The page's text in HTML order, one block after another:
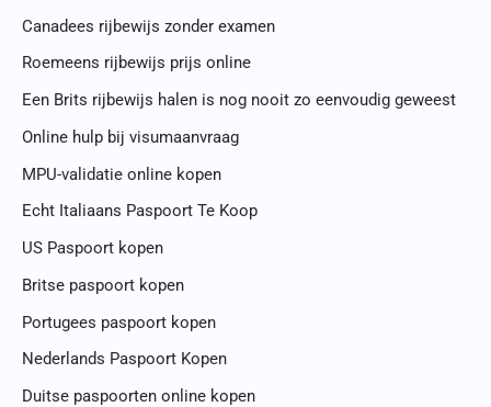
Canadees rijbewijs zonder examen
Roemeens rijbewijs prijs online
Een Brits rijbewijs halen is nog nooit zo eenvoudig geweest
Online hulp bij visumaanvraag
MPU-validatie online kopen
Echt Italiaans Paspoort Te Koop
US Paspoort kopen
Britse paspoort kopen
Portugees paspoort kopen
Nederlands Paspoort Kopen
Duitse paspoorten online kopen